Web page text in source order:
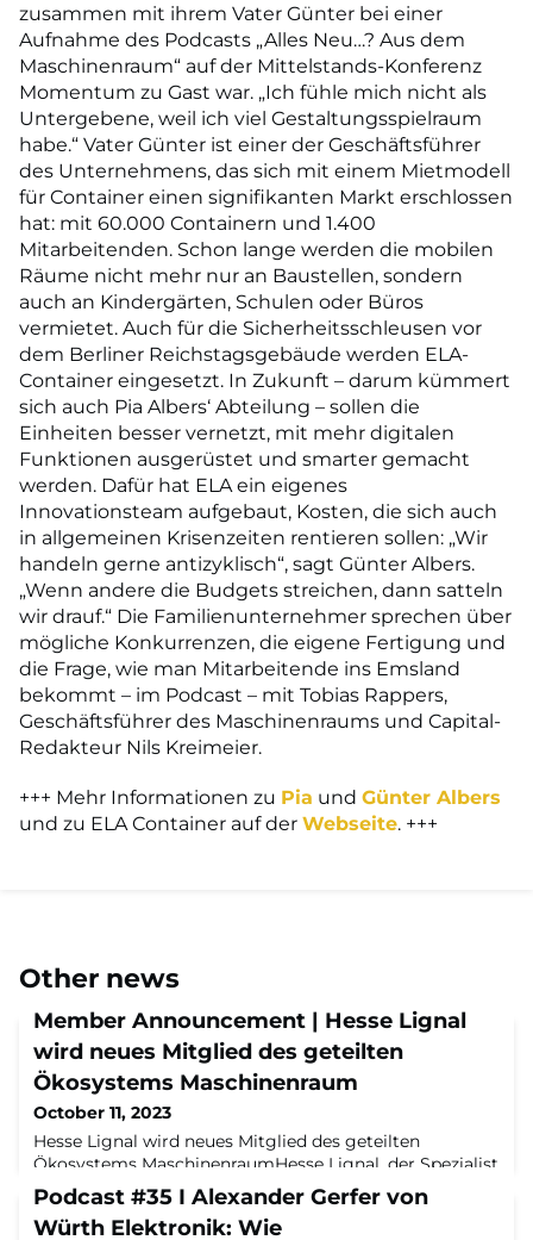
zusammen mit ihrem Vater Günter bei einer
Aufnahme des Podcasts „Alles Neu…? Aus dem
Maschinenraum“ auf der Mittelstands-Konferenz
Momentum zu Gast war. „Ich fühle mich nicht als
Untergebene, weil ich viel Gestaltungsspielraum
habe.“ Vater Günter ist einer der Geschäftsführer
des Unternehmens, das sich mit einem Mietmodell
für Container einen signifikanten Markt erschlossen
hat: mit 60.000 Containern und 1.400
Mitarbeitenden. Schon lange werden die mobilen
Räume nicht mehr nur an Baustellen, sondern
auch an Kindergärten, Schulen oder Büros
vermietet. Auch für die Sicherheitsschleusen vor
dem Berliner Reichstagsgebäude werden ELA-
Container eingesetzt. In Zukunft – darum kümmert
sich auch Pia Albers‘ Abteilung – sollen die
Einheiten besser vernetzt, mit mehr digitalen
Funktionen ausgerüstet und smarter gemacht
werden. Dafür hat ELA ein eigenes
Innovationsteam aufgebaut, Kosten, die sich auch
in allgemeinen Krisenzeiten rentieren sollen: „Wir
handeln gerne antizyklisch“, sagt Günter Albers.
„Wenn andere die Budgets streichen, dann satteln
wir drauf.“ Die Familienunternehmer sprechen über
mögliche Konkurrenzen, die eigene Fertigung und
die Frage, wie man Mitarbeitende ins Emsland
bekommt – im Podcast – mit Tobias Rappers,
Geschäftsführer des Maschinenraums und Capital-
Redakteur Nils Kreimeier.
+++ Mehr Informationen zu Pia und Günter Albers
und zu ELA Container auf der Webseite. +++
Other news
Member Announcement | Hesse Lignal
wird neues Mitglied des geteilten
Ökosystems Maschinenraum
October 11, 2023
Hesse Lignal wird neues Mitglied des geteilten
Ökosystems MaschinenraumHesse Lignal, der Spezialist
für professionelle Beschichtungslösungen mit Lacken,
Ölen und Beizen, wird neues Mitglied im
Transformations-Ökosystem Maschinenraum. Die Hesse
Podcast #35 I Alexander Gerfer von
Würth Elektronik: Wie